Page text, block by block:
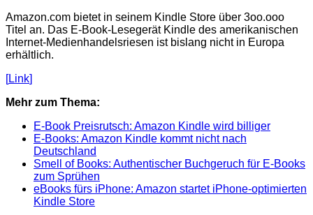
Amazon.com bietet in seinem Kindle Store über 3oo.ooo
Titel an. Das E-Book-Lesegerät Kindle des amerikanischen
Internet-Medienhandelsriesen ist bislang nicht in Europa
erhältlich.
[Link]
Mehr zum Thema:
E-Book Preisrutsch: Amazon Kindle wird billiger
E-Books: Amazon Kindle kommt nicht nach
Deutschland
Smell of Books: Authentischer Buchgeruch für E-Books
zum Sprühen
eBooks fürs iPhone: Amazon startet iPhone-optimierten
Kindle Store